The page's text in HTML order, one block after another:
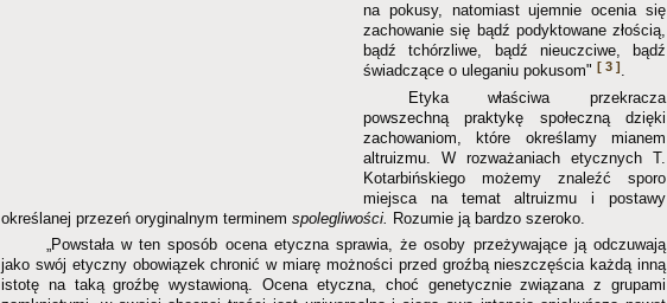
na pokusy, natomiast ujemnie ocenia się
zachowanie się bądź podyktowane złością,
bądź tchórzliwe, bądź nieuczciwe, bądź
świadczące o uleganiu pokusom" [ 3 ] .
Etyka właściwa przekracza
powszechną praktykę społeczną dzięki
zachowaniom, które określamy mianem
altruizmu. W rozważaniach etycznych T.
Kotarbińskiego możemy znaleźć sporo
miejsca na temat altruizmu i postawy
określanej przezeń oryginalnym terminem spolegliwości. Rozumie ją bardzo szeroko.
„Powstała w ten sposób ocena etyczna sprawia, że osoby przeżywające ją odczuwają
jako swój etyczny obowiązek chronić w miarę możności przed groźbą nieszczęścia każdą inną
istotę na taką groźbę wystawioną. Ocena etyczna, choć genetycznie związana z grupami